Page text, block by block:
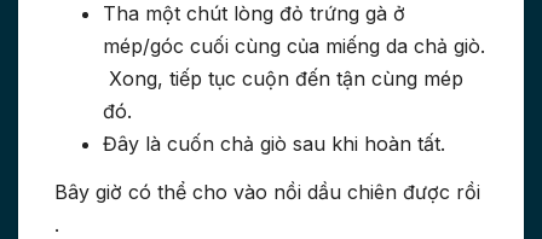
Tha một chút lòng đỏ trứng gà ở
mép/góc cuối cùng của miếng da chả giò.
Xong, tiếp tục cuộn đến tận cùng mép
đó.
Đây là cuốn chả giò sau khi hoàn tất.
Bây giờ có thể cho vào nồi dầu chiên được rồi
.